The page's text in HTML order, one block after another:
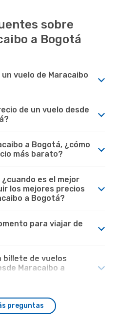
sobre
a Bogotá
vuelo de Maracaibo
de un vuelo desde
a Bogotá, ¿cómo
más barato?
es el mejor
los mejores precios
a Bogotá?
para viajar de
billete de vuelos
Maracaibo a
preguntas